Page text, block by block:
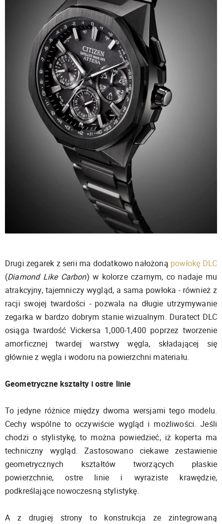
Drugi zegarek z serii ma dodatkowo nałożoną powłokę DLC
(Diamond Like Carbon) w kolorze czarnym, co nadaje mu
atrakcyjny, tajemniczy wygląd, a sama powłoka - również z
racji swojej twardości - pozwala na długie utrzymywanie
zegarka w bardzo dobrym stanie wizualnym. Duratect DLC
osiąga twardość Vickersa 1,000-1,400 poprzez tworzenie
amorficznej twardej warstwy węgla, składającej się
głównie z węgla i wodoru na powierzchni materiału.
Geometryczne kształty i ostre linie
To jedyne różnice między dwoma wersjami tego modelu.
Cechy wspólne to oczywiście wygląd i możliwości. Jeśli
chodzi o stylistykę, to można powiedzieć, iż koperta ma
techniczny wygląd. Zastosowano ciekawe zestawienie
geometrycznych kształtów tworzących płaskie
powierzchnie, ostre linie i wyraziste krawędzie,
podkreślające nowoczesną stylistykę.
A z drugiej strony to konstrukcja ze zintegrowaną